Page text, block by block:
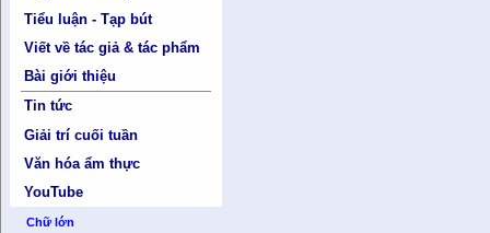
Tiểu luận - Tạp bút
Viết về tác giả & tác phẩm
Bài giới thiệu
Tin tức
Giải trí cuối tuần
Văn hóa ẩm thực
YouTube
Chữ lớn